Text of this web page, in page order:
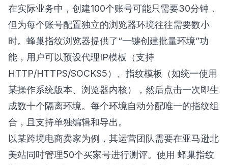
在实际业务中，创建100个账号可能只需要30分钟，
但为每个账号配置独立的浏览器环境往往需要数小
时。蜂巢指纹浏览器提供了“一键创建批量环境”功
能，用户可以预设代理IP模板（支持
HTTP/HTTPS/SOCKS5）、指纹模板（如统一使用
某操作系统版本、浏览器内核），然后点击一次即生
成数十个隔离环境。每个环境自动分配唯一的指纹组
合，且支持单独编辑和导出。
以某跨境电商卖家为例，其运营团队需要在亚马逊北
美站同时管理50个买家号进行测评。使用 蜂巢指纹